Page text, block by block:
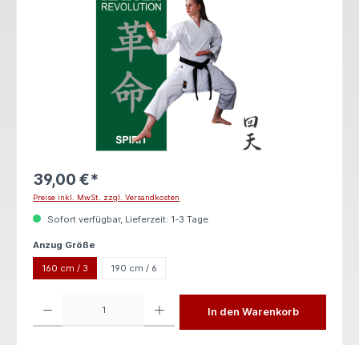
39,00 €*
Preise inkl. MwSt. zzgl. Versandkosten
Sofort verfügbar, Lieferzeit: 1-3 Tage
Anzug Größe
160 cm / 3 190 cm / 6
In den Warenkorb